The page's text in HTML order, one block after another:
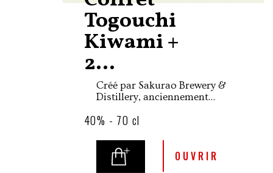
Togouchi
Kiwami +
2...
Créé par Sakurao Brewery &
Distillery, anciennement
Kiwami est une édition
réservée au marché Français.
Ce blended whisky assume
ses origines Ecossaises tout
40% - 70 cl
OUVRIR